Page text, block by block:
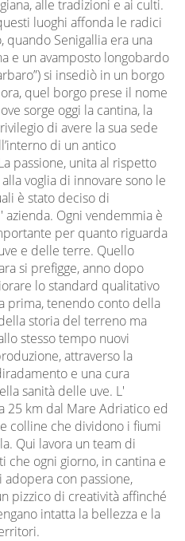
alle tradizioni e ai culti.
luoghi affonda le radici
quando Senigallia era una
e un avamposto longobardo
si insediò in un borgo
quel borgo prese il nome
sorge oggi la cantina, la
di avere la sua sede
di un antico
passione, unita al rispetto
voglia di innovare sono le
è stato deciso di
Ogni vendemmia è
per quanto riguarda
e delle terre. Quello
si prefigge, anno dopo
lo standard qualitativo
prima, tenendo conto della
storia del terreno ma
stesso tempo nuovi
attraverso la
e una cura
sanità delle uve. L'
25 km dal Mare Adriatico ed
colline che dividono i fiumi
Qui lavora un team di
che ogni giorno, in cantina e
adopera con passione,
pizzico di creatività affinché
intatta la bellezza e la